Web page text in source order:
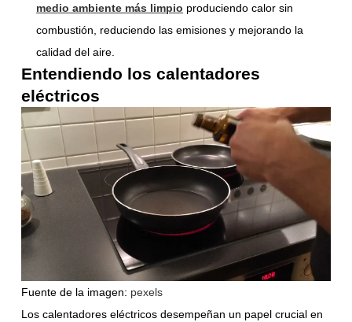
medio ambiente más limpio produciendo calor sin
combustión, reduciendo las emisiones y mejorando la
calidad del aire.
Entendiendo los calentadores
eléctricos
Fuente de la imagen: pexels
Los calentadores eléctricos desempeñan un papel crucial en